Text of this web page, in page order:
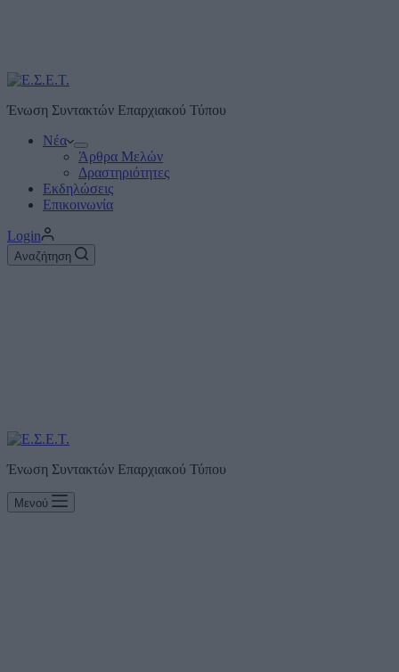
Ένωση Συντακτών Επαρχιακού Τύπου
Νέα
Άρθρα Μελών
Δραστηριότητες
Εκδηλώσεις
Επικοινωνία
Login
Αναζήτηση
Ένωση Συντακτών Επαρχιακού Τύπου
Μενού